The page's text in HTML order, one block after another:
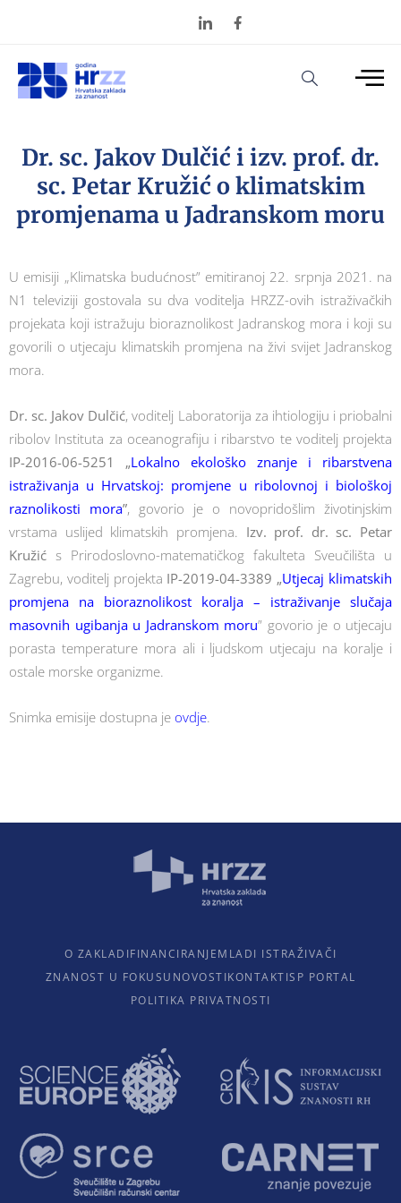
Dr. sc. Jakov Dulčić i izv. prof. dr.
sc. Petar Kružić o klimatskim
promjenama u Jadranskom moru
U emisiji „Klimatska budućnost” emitiranoj 22. srpnja 2021. na
N1 televiziji gostovala su dva voditelja HRZZ-ovih istraživačkih
projekata koji istražuju bioraznolikost Jadranskog mora i koji su
govorili o utjecaju klimatskih promjena na živi svijet Jadranskog
mora.
Dr. sc. Jakov Dulčić, voditelj Laboratorija za ihtiologiju i priobalni
ribolov Instituta za oceanografiju i ribarstvo te voditelj projekta
IP-2016-06-5251 „Lokalno ekološko znanje i ribarstvena
istraživanja u Hrvatskoj: promjene u ribolovnoj i biološkoj
raznolikosti mora”, govorio je o novopridošlim životinjskim
vrstama uslijed klimatskih promjena. Izv. prof. dr. sc. Petar
Kružić s Prirodoslovno-matematičkog fakulteta Sveučilišta u
Zagrebu, voditelj projekta IP-2019-04-3389 „Utjecaj klimatskih
promjena na bioraznolikost koralja – istraživanje slučaja
masovnih ugibanja u Jadranskom moru” govorio je o utjecaju
porasta temperature mora ali i ljudskom utjecaju na koralje i
ostale morske organizme.
Snimka emisije dostupna je ovdje.
O ZAKLADIFINANCIRANJEMLADI ISTRAŽIVAČI
ZNANOST U FOKUSU NOVOSTIKONTAKTISP PORTAL
POLITIKA PRIVATNOSTI